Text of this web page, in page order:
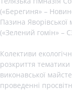
(«Берегиня» –
Пазина Яворівської
(«Зелений гомін» –
Колективи
розкриття
виконавської
проведенні